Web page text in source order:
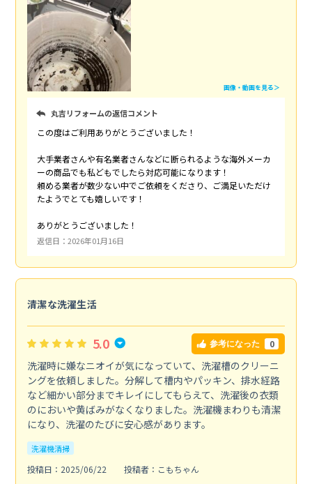
画像・動画を見る＞
丸吉リフォームの返信コメント
この度はご利用ありがとうございました！
大手業者さんや有名業者さんなどに断られるような海外メーカ
ーの商品でも私どもでしたら対応可能になります！
頼める業者が数少ない中でご依頼をくださり、ご満足いただけ
たようでとても嬉しいです！
ありがとうございました！
返信日：2026年01月16日
清潔な洗濯生活
5.0 参考になった 0
洗濯時に嫌なニオイが気になっていて、洗濯槽のクリーニ
ングを依頼しました。分解して槽内やパッキン、排水経路
など細かい部分までキレイにしてもらえて、洗濯後の衣類
のにおいや黄ばみがなくなりました。洗濯機まわりも清潔
になり、洗濯のたびに安心感があります。
洗濯機清掃
投稿日：2025/06/22
投稿者：こもちゃん